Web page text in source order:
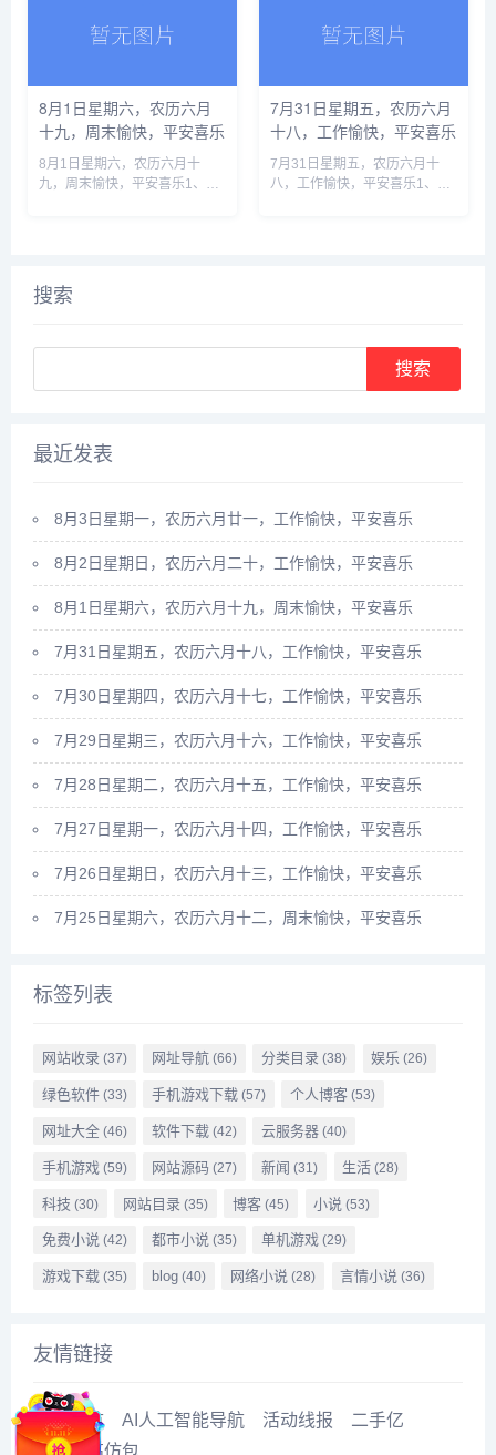
8月1日星期六，农历六月
十九，周末愉快，平安喜乐
8月1日星期六，农历六月十
九，周末愉快，平安喜乐1、中
始......
7月31日星期五，农历六月
十八，工作愉快，平安喜乐
7月31日星期五，农历六月十
八，工作愉快，平安喜乐1、四
搜索
最近发表
8月3日星期一，农历六月廿一，工作愉快，平安喜乐
8月2日星期日，农历六月二十，工作愉快，平安喜乐
8月1日星期六，农历六月十九，周末愉快，平安喜乐
7月31日星期五，农历六月十八，工作愉快，平安喜乐
7月30日星期四，农历六月十七，工作愉快，平安喜乐
7月29日星期三，农历六月十六，工作愉快，平安喜乐
7月28日星期二，农历六月十五，工作愉快，平安喜乐
7月27日星期一，农历六月十四，工作愉快，平安喜乐
7月26日星期日，农历六月十三，工作愉快，平安喜乐
7月25日星期六，农历六月十二，周末愉快，平安喜乐
标签列表
网站收录(37) 网址导航(66) 分类目录 (38) 娱乐 (26)
绿色软件(33) 手机游戏下载(57) 个人博客 (53)
网址大全(46) 软件下载(42) 云服务器 (40)
手机游戏 (59) 网站源码 (27) 新闻 (31) 生活 (28)
科技 (30) 网站目录(35) 博客 (45) 小说 (53)
免费小说(42) 都市小说(35) 单机游戏 (29)
游戏下载(35) blog(40) 网络小说 (28) 言情小说 (36)
友情链接
泪应导航 AI人工智能导航 活动线报
二手亿